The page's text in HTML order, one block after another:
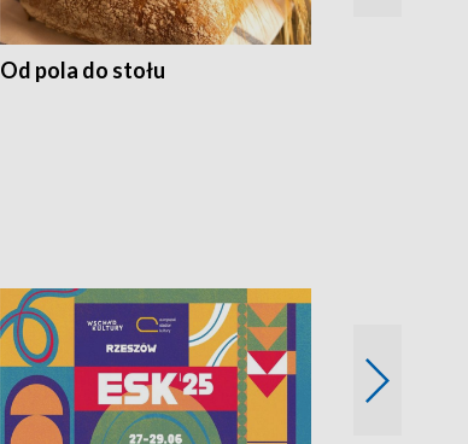
Od pola do stołu